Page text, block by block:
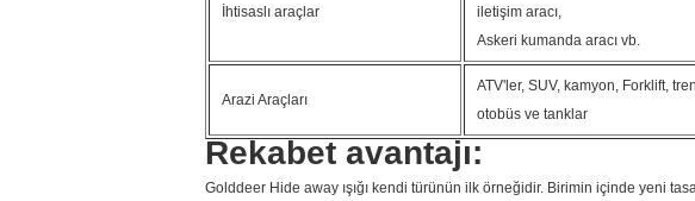
İhtisaslı araçlar
iletişim aracı,
Askeri kumanda aracı vb.
Arazi Araçları
ATV'ler, SUV, kamyon, Forklift,
otobüs ve tanklar
Rekabet avantajı:
Golddeer Hide away ışığı kendi türünün ilk örneğidir. Birimin içinde yeni